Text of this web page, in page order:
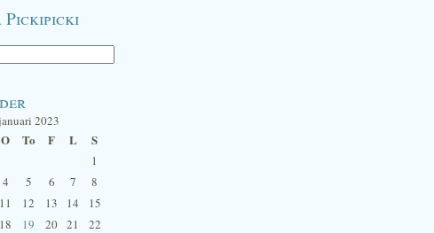
Pickipicki
2023
O To F L S
1
4 5 6 7
8
11 12 13 14
15
18 19 20 21
22